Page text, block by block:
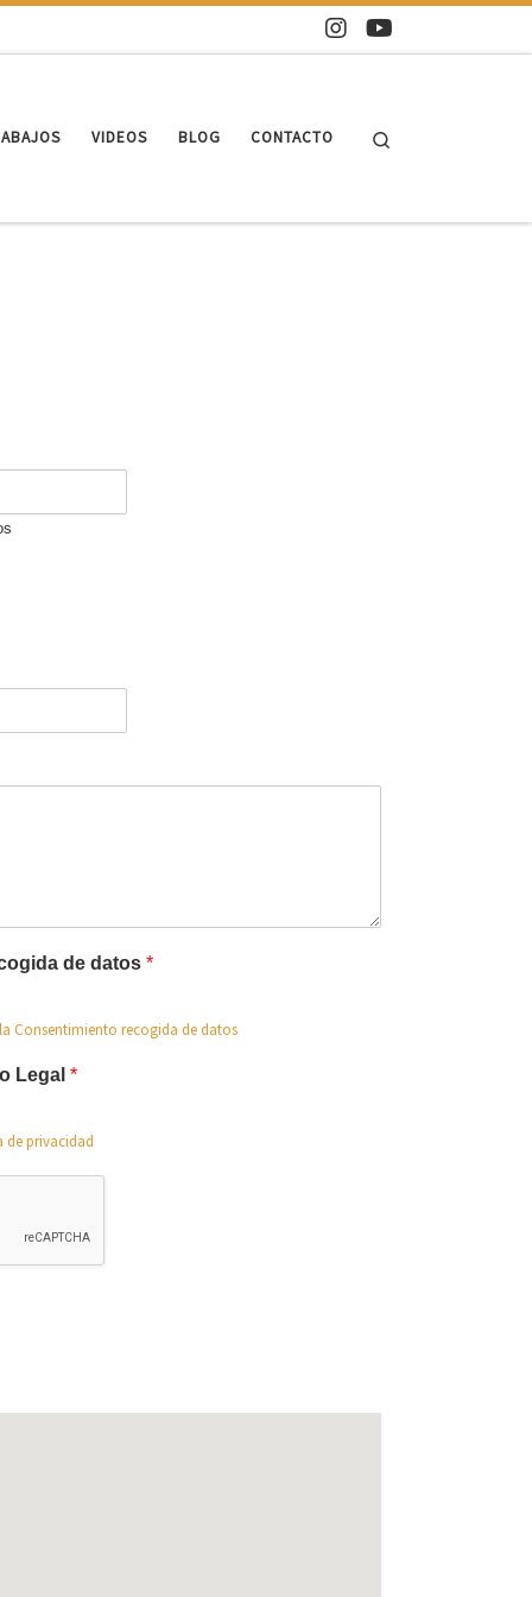
VIDEOS BLOG CONTACTO
de datos *
Consentimiento recogida de datos
Legal *
de privacidad